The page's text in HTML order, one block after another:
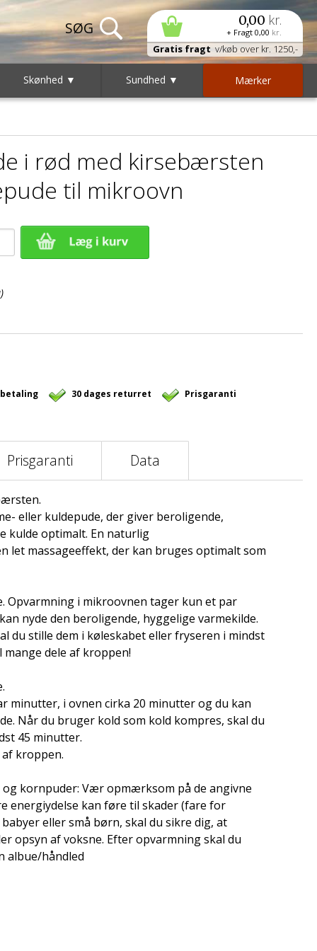
0,00 kr.
+ Fragt 0,00 kr.
Gratis fragt v/køb over kr. 1250,-
Skønhed ▼ Sundhed ▼ Mærker
i rød med kirsebærsten
til mikroovn
30 dages returret Prisgaranti
Prisgaranti Data
eller kuldepude, der giver beroligende,
kulde optimalt. En naturlig
let massageeffekt, der kan bruges optimalt som
i mikroovnen tager kun et par
nyde den beroligende, hyggelige varmekilde.
du stille dem i køleskabet eller fryseren i mindst
dele af kroppen!
minutter, i ovnen cirka 20 minutter og du kan
Når du bruger kold som kold kompres, skal du
45 minutter.
kroppen.
kornpuder: Vær opmærksom på de angivne
energiydelse kan føre til skader (fare for
eller små børn, skal du sikre dig, at
opsyn af voksne. Efter opvarmning skal du
albue/håndled